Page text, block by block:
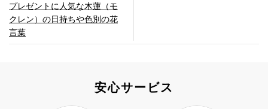
プレゼントに人気な木蓮（モ
クレン）の日持ちや色別の花
言葉
安心サービス